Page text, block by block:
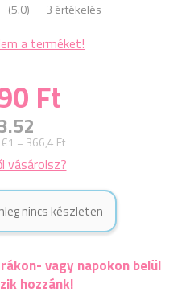
(5.0) 3 értékelés
a terméket!
Ft
€1 = 366,4 Ft
vásárolsz?
nincs készleten
vagy napokon belül
hozzánk!